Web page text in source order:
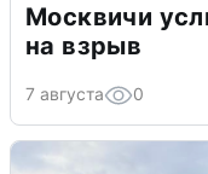
Москвичи
на взрыв
7 августа 0